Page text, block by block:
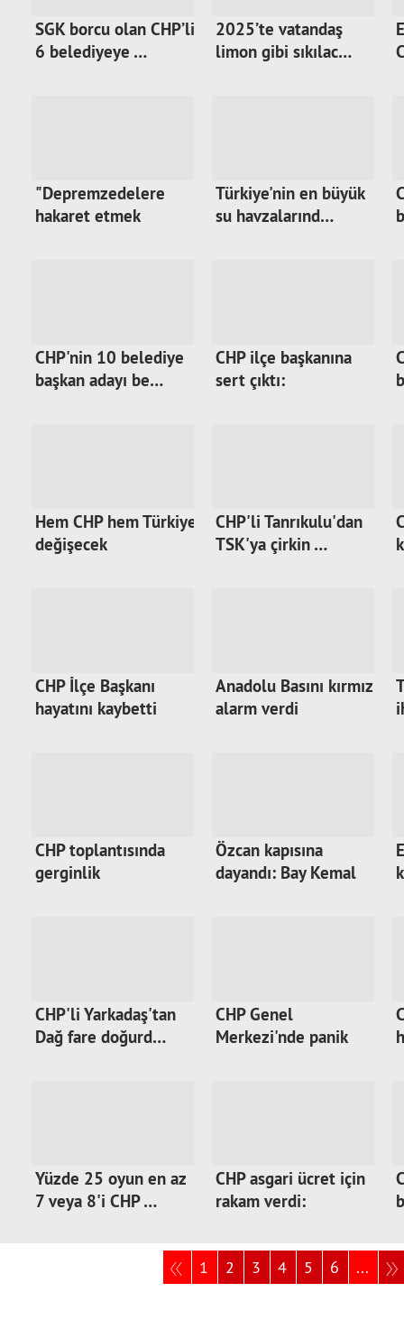
SGK borcu olan CHP’li
6 belediyeye …
2025’te vatandaş
limon gibi sıkılac…
"Depremzedelere
hakaret etmek
Türkiye'nin en büyük
su havzalarınd…
CHP'nin 10 belediye
başkan adayı be…
CHP ilçe başkanına
sert çıktı:
Hem CHP hem Türkiye
değişecek
CHP'li Tanrıkulu'dan
TSK'ya çirkin …
CHP İlçe Başkanı
hayatını kaybetti
Anadolu Basını kırmızı
alarm verdi
CHP toplantısında
gerginlik
Özcan kapısına
dayandı: Bay Kemal
CHP'li Yarkadaş'tan
Dağ fare doğurd…
CHP Genel
Merkezi'nde panik
Yüzde 25 oyun en az
7 veya 8'i CHP …
CHP asgari ücret için
rakam verdi:
1 2 3 4 5 6 ...